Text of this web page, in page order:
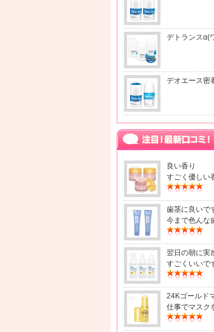
デトランスα(
デオエース密
良い香り
すごく優しい
歯茎に良いで
今まで色んな
翌日の朝に実
すごくいいで
24Kゴールド
仕事でマスク